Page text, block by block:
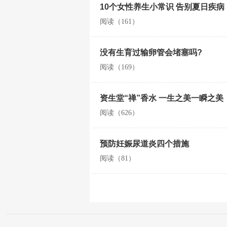
10个女性养生小常识 告别夏日疾病
阅读（161）
没有生育过输卵管会堵塞吗?
阅读（169）
资生堂“禅”香水 一生之美一瞬之美
阅读（626）
预防妊娠尿道炎四个措施
阅读（81）